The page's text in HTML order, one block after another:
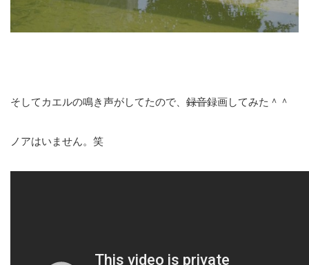
そしてカエルの鳴き声がしてたので、 録音録画してみた＾＾
ノアはいません。笑